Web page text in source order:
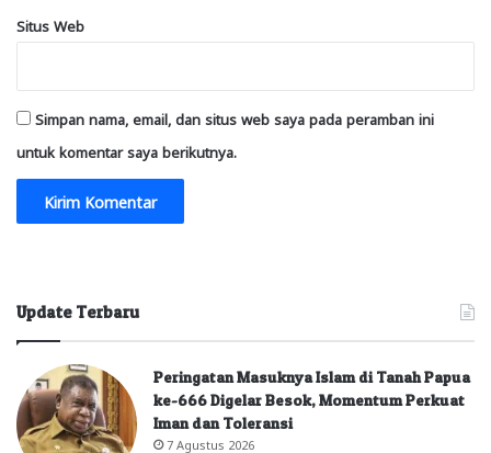
Situs Web
Simpan nama, email, dan situs web saya pada peramban ini
untuk komentar saya berikutnya.
Update Terbaru
Peringatan Masuknya Islam di Tanah Papua
ke-666 Digelar Besok, Momentum Perkuat
Iman dan Toleransi
7 Agustus 2026